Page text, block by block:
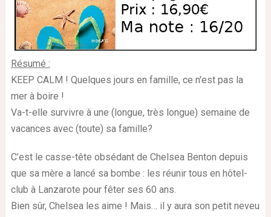
Résumé :
KEEP CALM ! Quelques jours en famille, ce n'est pas la
mer à boire !
Va-t-elle survivre à une (longue, très longue) semaine de
vacances avec (toute) sa famille?
C’est le casse-tête obsédant de Chelsea Benton depuis
que sa mère a lancé sa bombe : les réunir tous en hôtel-
club à Lanzarote pour fêter ses 60 ans.
Bien sûr, Chelsea les aime ! Mais… il y aura son petit neveu